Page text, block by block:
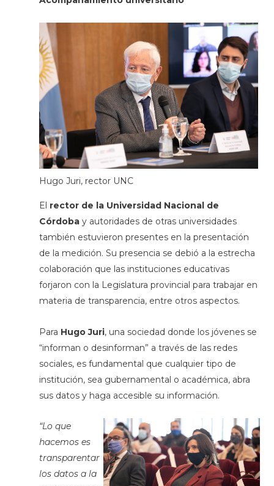
Hugo Juri, rector UNC
El rector de la Universidad Nacional de
Córdobay autoridades de otras universidades
también estuvieron presentes en la presentación
de la medición. Su presencia se debió a la estrecha
colaboración que las instituciones educativas
forjaron con la Legislatura provincial para trabajar en
materia de transparencia, entre otros aspectos.
Para Hugo Juri, una sociedad donde los jóvenes se
“informan o desinforman” a través de las redes
sociales, es fundamental que cualquier tipo de
institución, sea gubernamental o académica, abra
sus datos y haga accesible su información.
“Lo que
hacemos es
transparentar
los datos a la